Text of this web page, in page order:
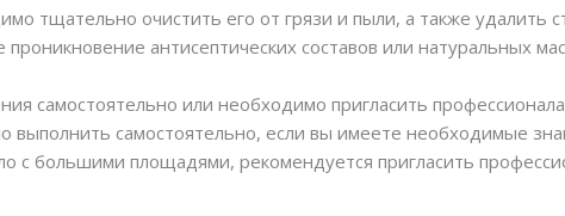
тщательно очистить его от грязи и пыли, а также удалить
антисептических составов или натуральных
самостоятельно или необходимо пригласить
выполнить самостоятельно, если вы имеете необходимые
с большими площадями, рекомендуется пригласить